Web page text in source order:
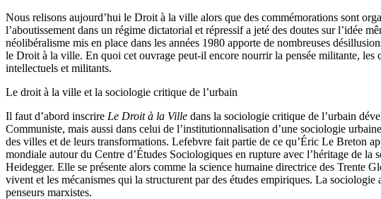
Nous relisons aujourd’hui le Droit à la ville alors que des commémorations sont
l’aboutissement dans un régime dictatorial et répressif a jeté des doutes sur l’idée
néolibéralisme mis en place dans les années 1980 apporte de nombreuses
le Droit à la ville. En quoi cet ouvrage peut-il encore nourrir la pensée militante, les
intellectuels et militants.
Le droit à la ville et la sociologie critique de l’urbain
Il faut d’abord inscrire Le Droit à la Ville dans la sociologie critique de l’urbain
Communiste, mais aussi dans celui de l’institutionnalisation d’une sociologie
des villes et de leurs transformations. Lefebvre fait partie de ce qu’Éric Le Breton
mondiale autour du Centre d’Études Sociologiques en rupture avec l’héritage de
Heidegger. Elle se présente alors comme la science humaine directrice des Trente
vivent et les mécanismes qui la structurent par des études empiriques. La
penseurs marxistes.